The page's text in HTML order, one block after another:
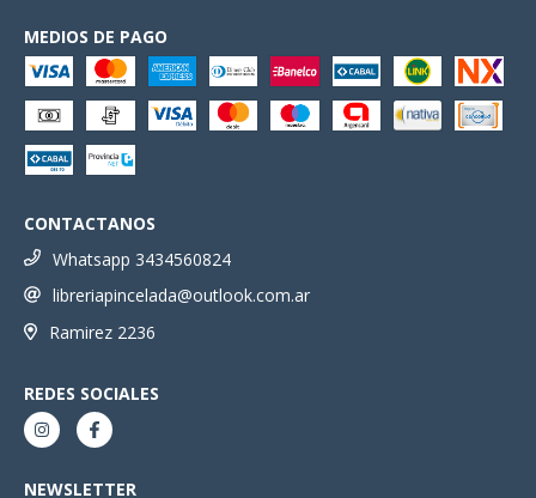
MEDIOS DE PAGO
CONTACTANOS
Whatsapp 3434560824
libreriapincelada@outlook.com.ar
Ramirez 2236
REDES SOCIALES
NEWSLETTER